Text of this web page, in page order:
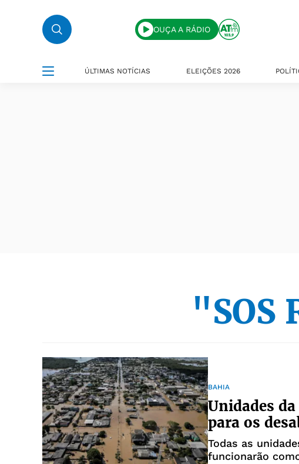
OUÇA A RÁDIO
ÚLTIMAS NOTÍCIAS ELEIÇÕES 2026
"SOS
BAHIA
Unidades
para os
Todas as
funcionarão